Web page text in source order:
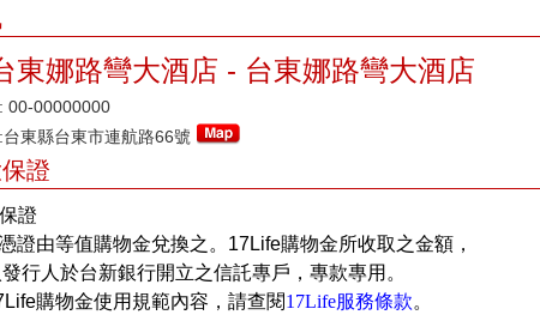
東娜路彎大酒店 - 台東娜路彎大酒店
00-00000000
東縣台東市連航路66號
證
證
證由等值購物金兌換之。17Life購物金所收取之金額，
行人於台新銀行開立之信託專戶，專款專用。
購物金使用規範內容，請查閱17Life服務條款。